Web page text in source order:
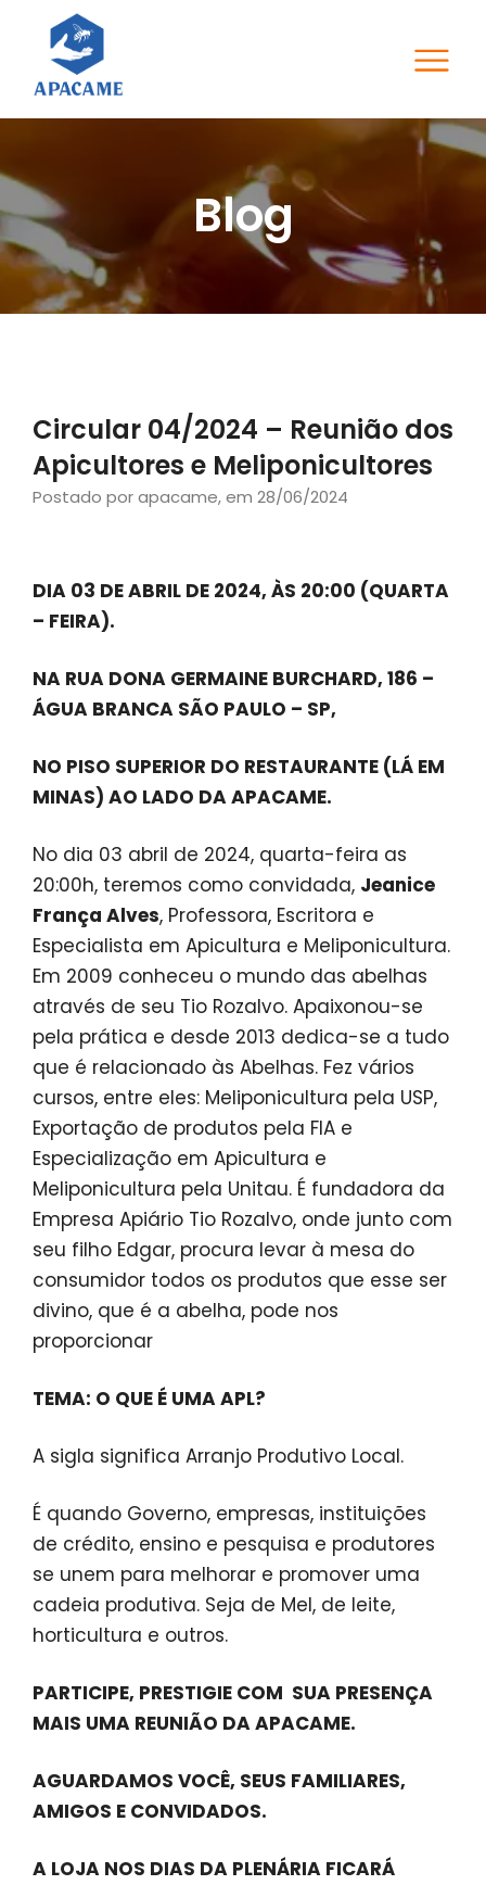
Blog
Circular 04/2024 – Reunião dos
Apicultores e Meliponicultores
Postado por apacame,em 28/06/2024
DIA 03 DE ABRIL DE 2024, ÀS 20:00 (QUARTA
– FEIRA).
NA RUA DONA GERMAINE BURCHARD, 186 –
ÁGUA BRANCA SÃO PAULO – SP,
NO PISO SUPERIOR DO RESTAURANTE (LÁ EM
MINAS) AO LADO DA APACAME.
No dia 03 abril de 2024, quarta-feira as
20:00h, teremos como convidada, Jeanice
França Alves, Professora, Escritora e
Especialista em Apicultura e Meliponicultura.
Em 2009 conheceu o mundo das abelhas
através de seu Tio Rozalvo. Apaixonou-se
pela prática e desde 2013 dedica-se a tudo
que é relacionado às Abelhas. Fez vários
cursos, entre eles: Meliponicultura pela USP,
Exportação de produtos pela FIA e
Especialização em Apicultura e
Meliponicultura pela Unitau. É fundadora da
Empresa Apiário Tio Rozalvo, onde junto com
seu filho Edgar, procura levar à mesa do
consumidor todos os produtos que esse ser
divino, que é a abelha, pode nos
proporcionar
TEMA: O QUE É UMA APL?
A sigla significa Arranjo Produtivo Local.
É quando Governo, empresas, instituições
de crédito, ensino e pesquisa e produtores
se unem para melhorar e promover uma
cadeia produtiva. Seja de Mel, de leite,
horticultura e outros.
PARTICIPE, PRESTIGIE COM SUA PRESENÇA
MAIS UMA REUNIÃO DA APACAME.
AGUARDAMOS VOCÊ, SEUS FAMILIARES,
AMIGOS E CONVIDADOS.
A LOJA NOS DIAS DA PLENÁRIA FICARÁ